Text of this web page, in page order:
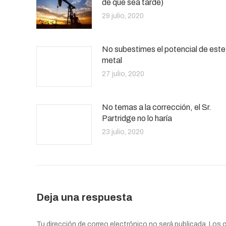
de que sea tarde)
29 julio, 2020
No subestimes el potencial de este
metal
27 julio, 2020
No temas a la corrección, el Sr.
Partridge no lo haría
23 julio, 2020
Deja una respuesta
Tu dirección de correo electrónico no será publicada.